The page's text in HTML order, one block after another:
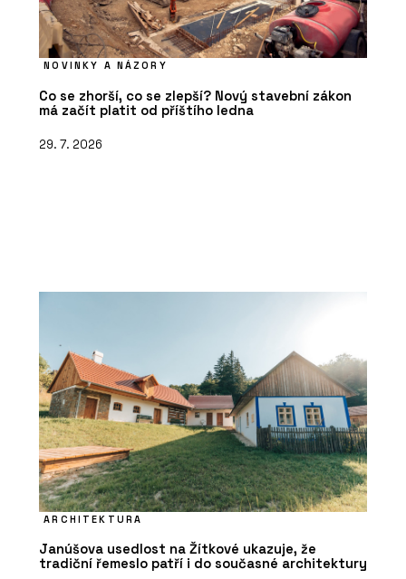
NOVINKY A NÁZORY
Co se zhorší, co se zlepší? Nový stavební zákon
má začít platit od příštího ledna
29. 7. 2026
ARCHITEKTURA
Janúšova usedlost na Žítkové ukazuje, že
tradiční řemeslo patří i do současné architektury